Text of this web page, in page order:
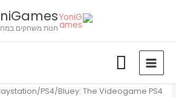
חנות משחקים
/PS4/Bluey: The Videogame PS4
כמות
כמות